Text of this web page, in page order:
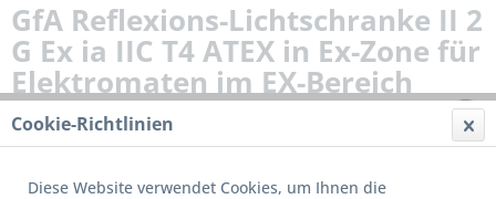
GfA Reflexions-Lichtschranke II 2
G Ex ia IIC T4 ATEX in Ex-Zone für
Elektromaten im EX-Bereich
Cookie-Richtlinien
Diese Website verwendet Cookies, um Ihnen die